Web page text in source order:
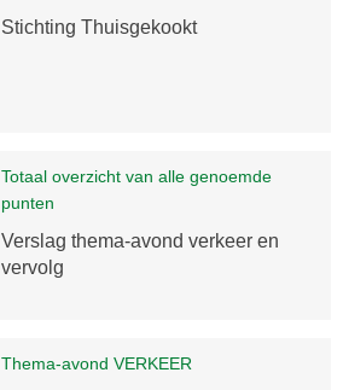
Stichting Thuisgekookt
Totaal overzicht van alle genoemde
punten
Verslag thema-avond verkeer en
vervolg
Thema-avond VERKEER